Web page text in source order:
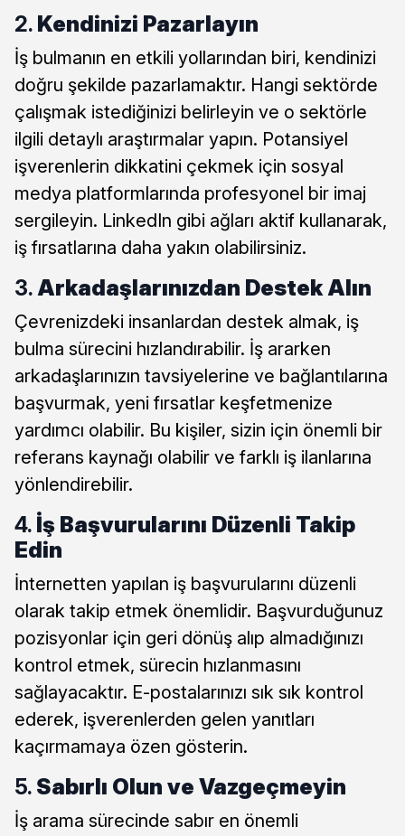
2. Kendinizi Pazarlayın
İş bulmanın en etkili yollarından biri, kendinizi
doğru şekilde pazarlamaktır. Hangi sektörde
çalışmak istediğinizi belirleyin ve o sektörle
ilgili detaylı araştırmalar yapın. Potansiyel
işverenlerin dikkatini çekmek için sosyal
medya platformlarında profesyonel bir imaj
sergileyin. LinkedIn gibi ağları aktif kullanarak,
iş fırsatlarına daha yakın olabilirsiniz.
3.Arkadaşlarınızdan Destek Alın
Çevrenizdeki insanlardan destek almak, iş
bulma sürecini hızlandırabilir. İş ararken
arkadaşlarınızın tavsiyelerine ve bağlantılarına
başvurmak, yeni fırsatlar keşfetmenize
yardımcı olabilir. Bu kişiler, sizin için önemli bir
referans kaynağı olabilir ve farklı iş ilanlarına
yönlendirebilir.
4. İş Başvurularını Düzenli Takip
Edin
İnternetten yapılan iş başvurularını düzenli
olarak takip etmek önemlidir. Başvurduğunuz
pozisyonlar için geri dönüş alıp almadığınızı
kontrol etmek, sürecin hızlanmasını
sağlayacaktır. E-postalarınızı sık sık kontrol
ederek, işverenlerden gelen yanıtları
kaçırmamaya özen gösterin.
5. Sabırlı Olun ve Vazgeçmeyin
İş arama sürecinde sabır en önemli